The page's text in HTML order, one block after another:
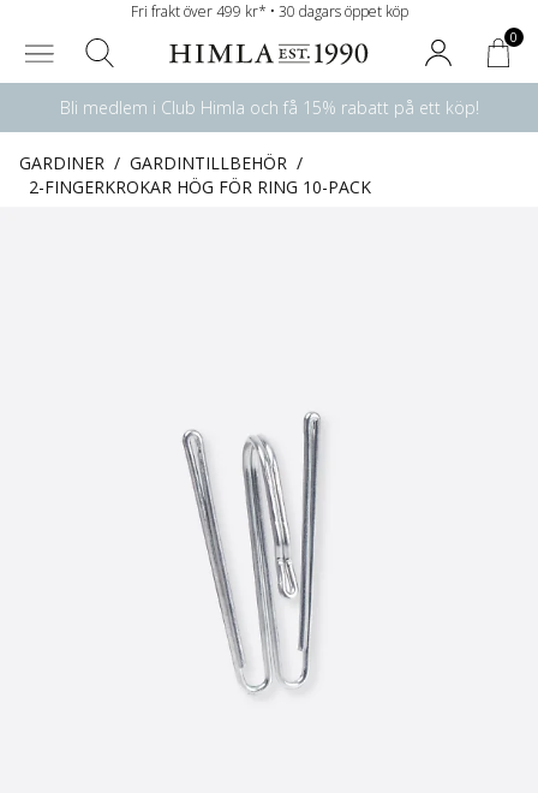
Fri frakt över 499 kr* • 30 dagars öppet köp
0
Bli medlem i Club Himla och få 15% rabatt på ett köp!
GARDINER / GARDINTILLBEHÖR /
2-FINGERKROKAR HÖG FÖR RING 10-PACK